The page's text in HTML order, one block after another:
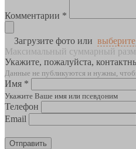
Комментарии *
Загрузите фото или
Максимальный суммарный
Укажите, пожалуйста,
Данные не публикуются и нужны,
Имя *
Укажите Ваше имя или псевдоним
Телефон
Email
Отправить